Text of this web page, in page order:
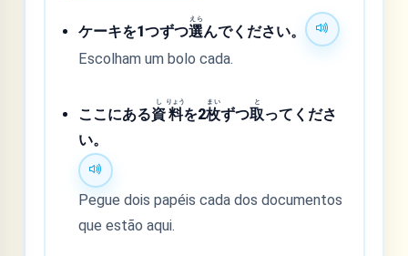
ケーキを1つずつ選
えら
んでください。
Escolham um bolo cada.
ここにある資
し
料
りょう
を2枚
まい
ずつ取
と
ってくださ
い。
Pegue dois papéis cada dos documentos
que estão aqui.